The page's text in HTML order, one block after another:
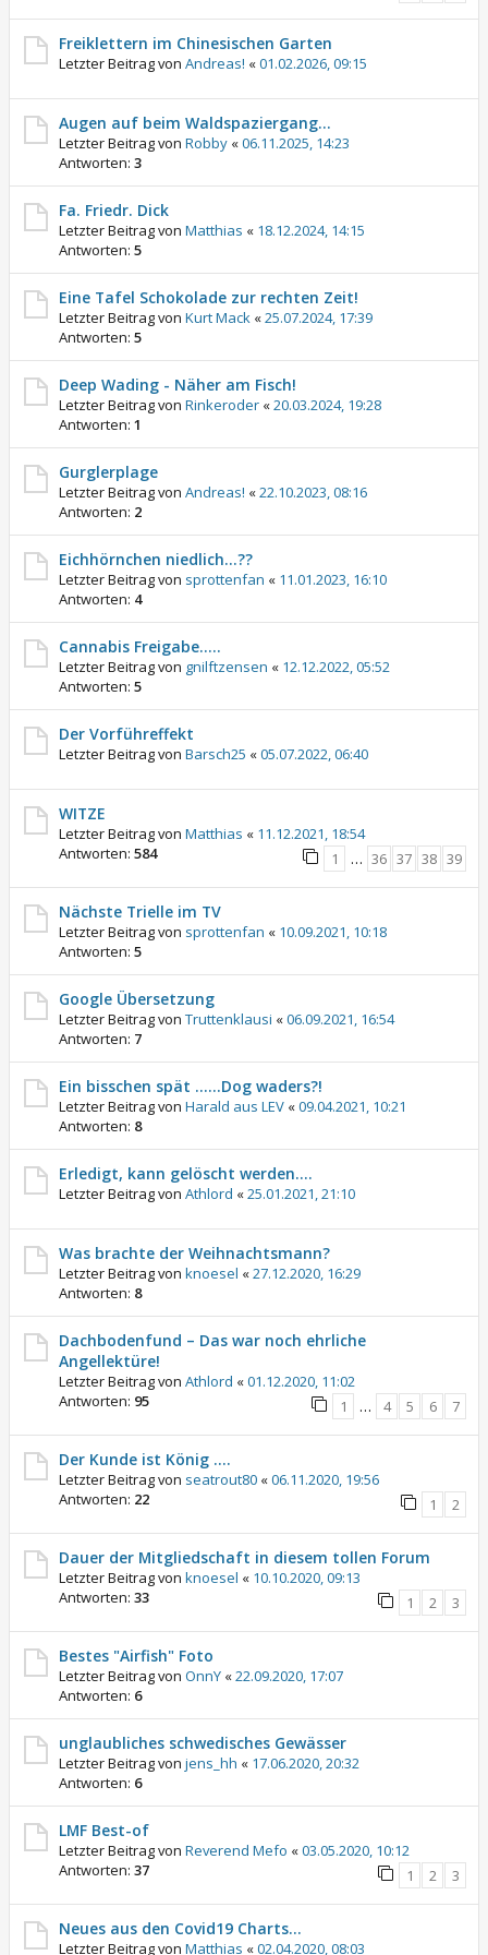
Freiklettern im Chinesischen Garten
Letzter Beitrag von Andreas! «01.02.2026, 09:15
Augen auf beim Waldspaziergang…
Letzter Beitrag von Robby «06.11.2025, 14:23
Antworten: 3
Fa. Friedr. Dick
Letzter Beitrag von Matthias « 18.12.2024, 14:15
Antworten: 5
Eine Tafel Schokolade zur rechten Zeit!
Letzter Beitrag von Kurt Mack «25.07.2024, 17:39
Antworten: 5
Deep Wading - Näher am Fisch!
Letzter Beitrag von Rinkeroder «20.03.2024, 19:28
Antworten: 1
Gurglerplage
Letzter Beitrag von Andreas! «22.10.2023, 08:16
Antworten: 2
Eichhörnchen niedlich…??
Letzter Beitrag von sprottenfan « 11.01.2023, 16:10
Antworten: 4
Cannabis Freigabe.....
Letzter Beitrag von gnilftzensen « 12.12.2022, 05:52
Antworten: 5
Der Vorführeffekt
Letzter Beitrag von Barsch25 «05.07.2022, 06:40
WITZE
Letzter Beitrag von Matthias « 11.12.2021, 18:54
Antworten: 584 1 … 36 37 38 39
Nächste Trielle im TV
Letzter Beitrag von sprottenfan « 10.09.2021, 10:18
Antworten: 5
Google Übersetzung
Letzter Beitrag von Truttenklausi «06.09.2021, 16:54
Antworten: 7
Ein bisschen spät ......Dog waders?!
Letzter Beitrag von Harald aus LEV «09.04.2021, 10:21
Antworten: 8
Erledigt, kann gelöscht werden....
Letzter Beitrag von Athlord «25.01.2021, 21:10
Was brachte der Weihnachtsmann?
Letzter Beitrag von knoesel «27.12.2020, 16:29
Antworten: 8
Dachbodenfund – Das war noch ehrliche
Angellektüre!
Letzter Beitrag von Athlord «01.12.2020, 11:02
Antworten: 95 1 … 4 5 6 7
Der Kunde ist König ....
Letzter Beitrag von seatrout80 «06.11.2020, 19:56
Antworten: 22 1 2
Dauer der Mitgliedschaft in diesem tollen Forum
Letzter Beitrag von knoesel « 10.10.2020, 09:13
Antworten: 33 1 2 3
Bestes "Airfish" Foto
Letzter Beitrag von OnnY «22.09.2020, 17:07
Antworten: 6
unglaubliches schwedisches Gewässer
Letzter Beitrag von jens_hh « 17.06.2020, 20:32
Antworten: 6
LMF Best-of
Letzter Beitrag von Reverend Mefo «03.05.2020, 10:12
Antworten: 37 1 2 3
Neues aus den Covid19 Charts...
Letzter Beitrag von Matthias «02.04.2020, 08:03